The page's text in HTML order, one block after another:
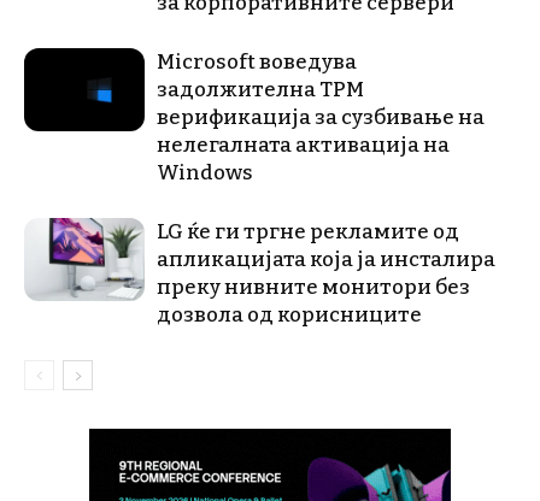
Microsoft воведува
задолжителна TPM
верификација за сузбивање на
нелегалната активација на
Windows
LG ќе ги тргне рекламите од
апликацијата која ја инсталира
преку нивните монитори без
дозвола од корисниците